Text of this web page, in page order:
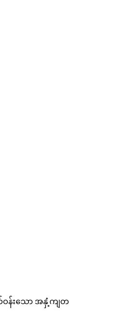
န်းသော အနှံ့ကျတ